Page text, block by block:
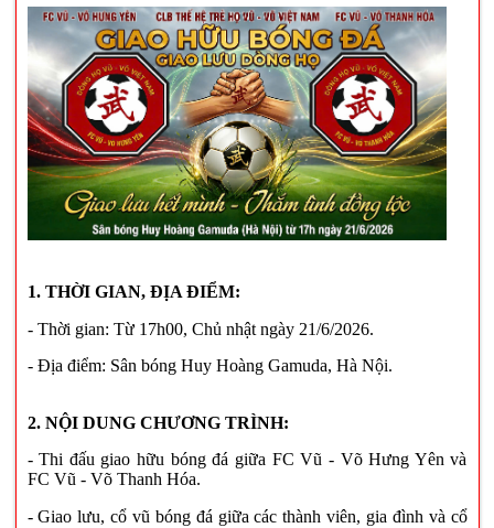
1. THỜI GIAN, ĐỊA ĐIỂM:
- Thời gian: Từ 17h00, Chủ nhật ngày 21/6/2026.
- Địa điểm: Sân bóng Huy Hoàng Gamuda, Hà Nội.
2. NỘI DUNG CHƯƠNG TRÌNH:
- Thi đấu giao hữu bóng đá giữa FC Vũ - Võ Hưng Yên và
FC Vũ - Võ Thanh Hóa.
- Giao lưu, cổ vũ bóng đá giữa các thành viên, gia đình và cổ